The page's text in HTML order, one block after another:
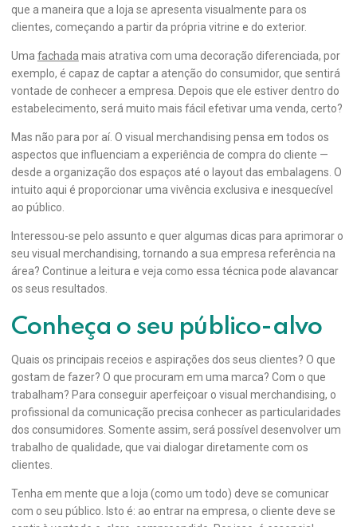
que a maneira que a loja se apresenta visualmente para os
clientes, começando a partir da própria vitrine e do exterior.
Uma fachada mais atrativa com uma decoração diferenciada, por
exemplo, é capaz de captar a atenção do consumidor, que sentirá
vontade de conhecer a empresa. Depois que ele estiver dentro do
estabelecimento, será muito mais fácil efetivar uma venda, certo?
Mas não para por aí. O visual merchandising pensa em todos os
aspectos que influenciam a experiência de compra do cliente —
desde a organização dos espaços até o layout das embalagens. O
intuito aqui é proporcionar uma vivência exclusiva e inesquecível
ao público.
Interessou-se pelo assunto e quer algumas dicas para aprimorar o
seu visual merchandising, tornando a sua empresa referência na
área? Continue a leitura e veja como essa técnica pode alavancar
os seus resultados.
Conheça o seu público-alvo
Quais os principais receios e aspirações dos seus clientes? O que
gostam de fazer? O que procuram em uma marca? Com o que
trabalham? Para conseguir aperfeiçoar o visual merchandising, o
profissional da comunicação precisa conhecer as particularidades
dos consumidores. Somente assim, será possível desenvolver um
trabalho de qualidade, que vai dialogar diretamente com os
clientes.
Tenha em mente que a loja (como um todo) deve se comunicar
com o seu público. Isto é: ao entrar na empresa, o cliente deve se